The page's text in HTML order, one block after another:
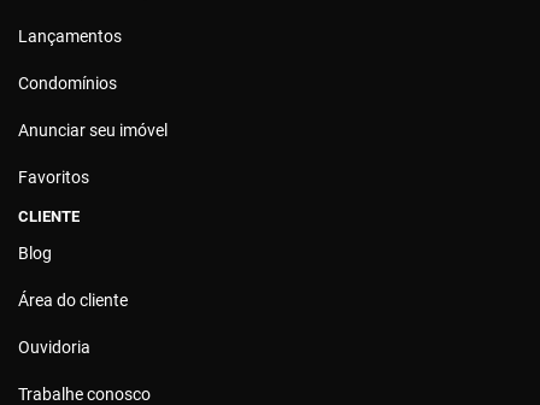
Lançamentos
Condomínios
Anunciar seu imóvel
Favoritos
CLIENTE
Blog
Área do cliente
Ouvidoria
Trabalhe conosco